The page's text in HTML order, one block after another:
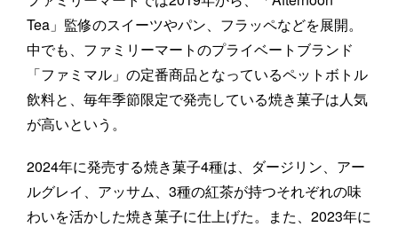
Tea」監修のスイーツやパン、フラッペなどを展開。
中でも、ファミリーマートのプライベートブランド
「ファミマル」の定番商品となっているペットボトル
飲料と、毎年季節限定で発売している焼き菓子は人気
が高いという。
2024年に発売する焼き菓子4種は、ダージリン、アー
ルグレイ、アッサム、3種の紅茶が持つそれぞれの味
わいを活かした焼き菓子に仕上げた。また、2023年に